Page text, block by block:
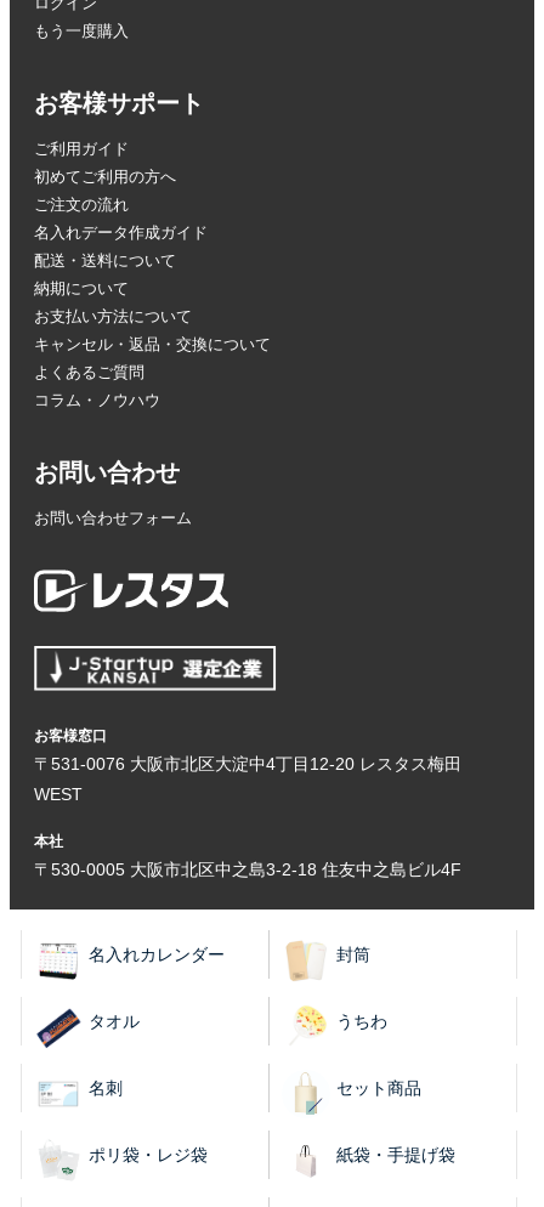
もう一度購入
お客様サポート
ご利用ガイド
初めてご利用の方へ
ご注文の流れ
名入れデータ作成ガイド
配送・送料について
納期について
お支払い方法について
キャンセル・返品・交換について
よくあるご質問
コラム・ノウハウ
お問い合わせ
お問い合わせフォーム
お客様窓口
〒531-0076 大阪市北区大淀中4丁目12-20 レスタス梅田
WEST
本社
〒530-0005 大阪市北区中之島3-2-18 住友中之島ビル4F
名入れカレンダー 封筒
タオル うちわ
名刺 セット商品
ポリ袋・レジ袋 紙袋・手提げ袋